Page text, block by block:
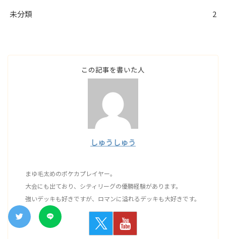
未分類
2
この記事を書いた人
しゅうしゅう
まゆ毛太めのポケカプレイヤー。
大会にも出ており、シティリーグの優勝経験があります。
強いデッキも好きですが、ロマンに溢れるデッキも大好きです。